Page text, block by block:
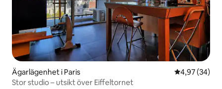
Ägarlägenhet i Paris 4,97 av 5 i
4,97 (34)
Stor studio – utsikt över Eiffeltornet